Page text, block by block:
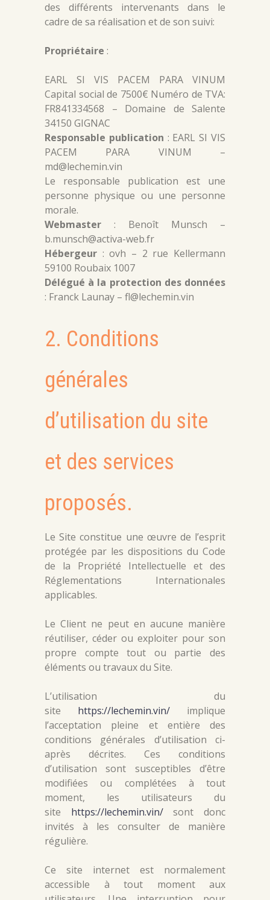
des différents intervenants dans le
cadre de sa réalisation et de son suivi:
Propriétaire :
EARL SI VIS PACEM PARA VINUM
Capital social de 7500€ Numéro de TVA:
FR841334568 – Domaine de Salente
34150 GIGNAC
Responsable publication : EARL SI VIS
PACEM PARA VINUM –
md@lechemin.vin
Le responsable publication est une
personne physique ou une personne
morale.
Webmaster : Benoît Munsch –
b.munsch@activa-web.fr
Hébergeur : ovh – 2 rue Kellermann
59100 Roubaix 1007
Délégué à la protection des données
: Franck Launay – fl@lechemin.vin
2. Conditions
générales
d’utilisation du site
et des services
proposés.
Le Site constitue une œuvre de l’esprit
protégée par les dispositions du Code
de la Propriété Intellectuelle et des
Réglementations Internationales
applicables.
Le Client ne peut en aucune manière
réutiliser, céder ou exploiter pour son
propre compte tout ou partie des
éléments ou travaux du Site.
L’utilisation du
site https://lechemin.vin/ implique
l’acceptation pleine et entière des
conditions générales d’utilisation ci-
après décrites. Ces conditions
d’utilisation sont susceptibles d’être
modifiées ou complétées à tout
moment, les utilisateurs du
site https://lechemin.vin/sont donc
invités à les consulter de manière
régulière.
Ce site internet est normalement
accessible à tout moment aux